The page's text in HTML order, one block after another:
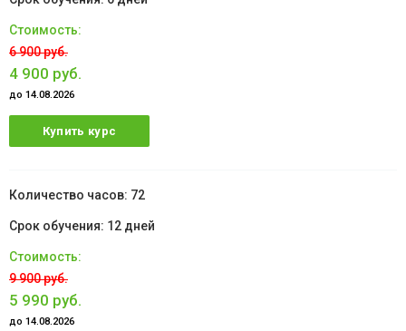
6 900 руб.
4 900 руб.
до 14.08.2026
Купить курс
72
12 дней
9 900 руб.
5 990 руб.
до 14.08.2026